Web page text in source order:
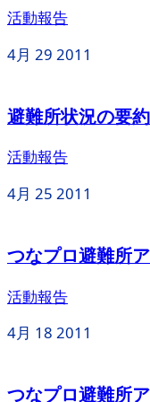
活動報告
4月 29 2011
避難所状況の要
活動報告
4月 25 2011
つなプロ避難所
活動報告
4月 18 2011
つなプロ避難所